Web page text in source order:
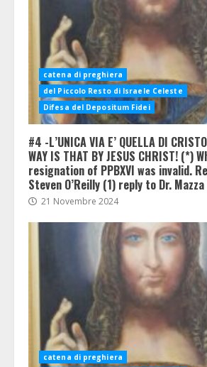
catena di preghiera
del Piccolo Resto di Israele Celeste
Difesa del Depositum Fidei
#4 -L’UNICA VIA E’ QUELLA DI
WAY IS THAT BY JESUS CHRIST! (*)
resignation of PPBXVI was invalid.
Steven O’Reilly (1) reply to Dr.
21 Novembre 2024
catena di preghiera